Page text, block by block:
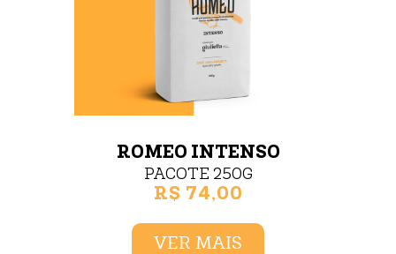
ROMEO INTENSO
PACOTE 250G
R$ 74,00
VER MAIS